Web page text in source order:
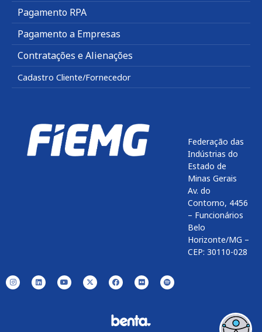
Pagamento RPA
Pagamento a Empresas
Contratações e Alienações
Cadastro Cliente/Fornecedor
Federação das
Indústrias do
Estado de
Minas Gerais
Av. do
Contorno, 4456
– Funcionários
Belo
Horizonte/MG –
CEP: 30110-028